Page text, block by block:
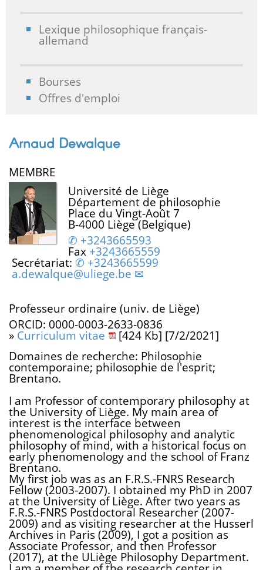
Lexique philosophique français-
allemand
Bourses
Offres d'emploi
Arnaud Dewalque
MEMBRE
Université de Liège
Département de philosophie
Place du Vingt-Août 7
B-4000 Liège (Belgique)
+3243665593
Fax +3243665559
Secrétariat: +3243665599
a.dewalque@uliege.be
Professeur ordinaire (univ. de Liège)
ORCID: 0000-0003-2633-0836
» Curriculum vitae
[424 Kb] [7/2/2021]
Domaines de recherche: Philosophie
contemporaine; philosophie de l'esprit;
Brentano.
I am Professor of contemporary philosophy at
the University of Liège. My main area of
interest is the interface between
phenomenological philosophy and analytic
philosophy of mind, with a historical focus on
early phenomenology and the school of Franz
Brentano.
My first job was as an F.R.S.-FNRS Research
Fellow (2003-2007). I obtained my PhD in 2007
at the University of Liège. After two years as
F.R.S.-FNRS Postdoctoral Researcher (2007-
2009) and as visiting researcher at the Husserl
Archives in Paris (2009), I got a position as
Associate Professor, and then Professor
(2017), at the ULiège Philosophy Department.